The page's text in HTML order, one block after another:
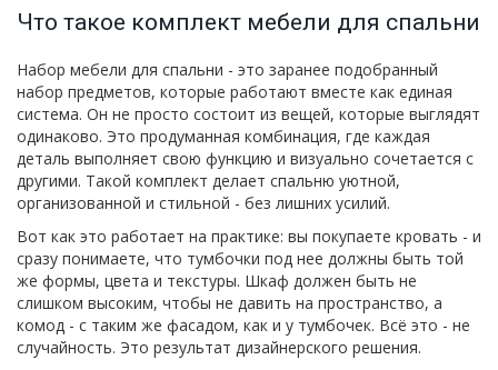
Что такое комплект мебели для спальни
Набор мебели для спальни - это заранее подобранный
набор предметов, которые работают вместе как единая
система. Он не просто состоит из вещей, которые выглядят
одинаково. Это продуманная комбинация, где каждая
деталь выполняет свою функцию и визуально сочетается с
другими. Такой комплект делает спальню уютной,
организованной и стильной - без лишних усилий.
Вот как это работает на практике: вы покупаете кровать - и
сразу понимаете, что тумбочки под нее должны быть той
же формы, цвета и текстуры. Шкаф должен быть не
слишком высоким, чтобы не давить на пространство, а
комод - с таким же фасадом, как и у тумбочек. Всё это - не
случайность. Это результат дизайнерского решения.